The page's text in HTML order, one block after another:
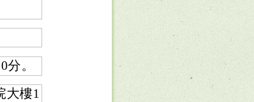
。
大樓1